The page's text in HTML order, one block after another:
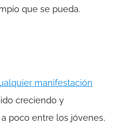
que se pueda.
manifestación
creciendo y
poco entre los jóvenes,